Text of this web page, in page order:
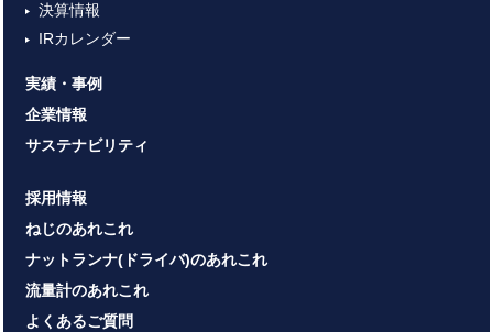
決算情報
IRカレンダー
実績・事例
企業情報
サステナビリティ
採用情報
ねじのあれこれ
ナットランナ(ドライバ)のあれこれ
流量計のあれこれ
よくあるご質問